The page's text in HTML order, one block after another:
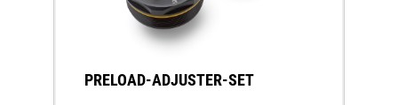
PRELOAD-ADJUSTER-SET